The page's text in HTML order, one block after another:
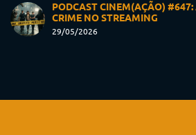
PODCAST CINEM(AÇÃO) #647:
CRIME NO STREAMING
29/05/2026